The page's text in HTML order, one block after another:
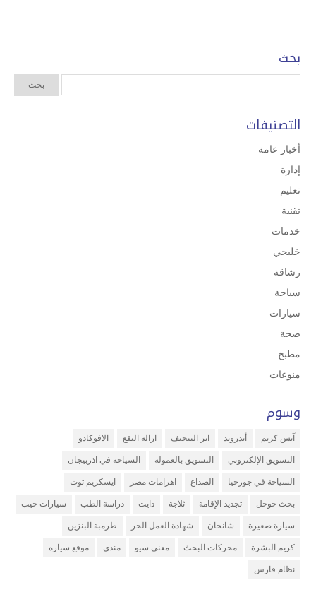
بحث
التصنيفات
أخبار عامة
إدارة
تعليم
تقنية
خدمات
خليجي
رشاقة
سياحة
سيارات
صحة
مطبخ
منوعات
وسوم
آيس كريم أندرويد ابر التنحيف ازالة البقع الافوكادو
التسويق الإلكتروني التسويق بالعمولة السياحة في اذربيجان
السياحة في جورجيا الصداع اهرامات مصر ايسكريم توت
بحث جوجل تجديد الإقامة ثلاجة دايت دراسة الطب سيارات جيب
سيارة صغيرة شانجان شهادة العمل الحر طرمبة البنزين
كريم البشرة محركات البحث معنى سيو مندي موقع سياره
نظام فارس